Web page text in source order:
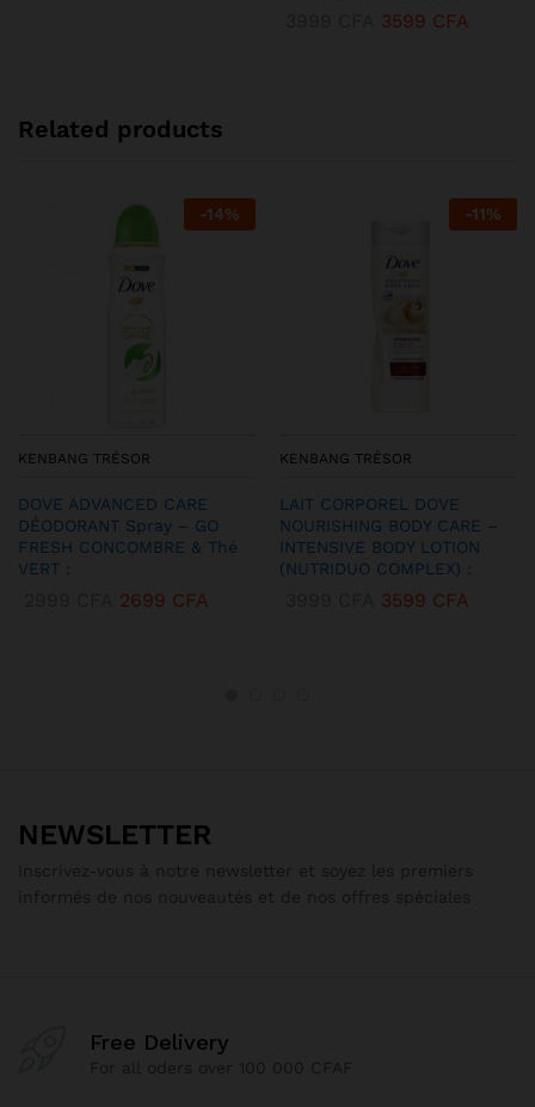
3599 CFA
Related products
-14%
KENBANG TRÉSOR
DOVE ADVANCED CARE
DÉODORANT Spray – GO
FRESH CONCOMBRE & Thé
VERT :
2699 CFA
-11%
KENBANG TRÉSOR
LAIT CORPOREL DOVE
NOURISHING BODY CARE –
INTENSIVE BODY LOTION
(NUTRIDUO COMPLEX) :
3599 CFA
NEWSLETTER
Free Delivery